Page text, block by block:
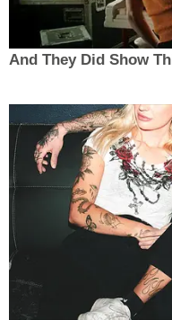
And They Did Show